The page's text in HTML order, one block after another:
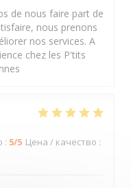
de nous faire part de
nous prenons
nos services. A
chez les P'tits
: 5/5 Цена / качество :